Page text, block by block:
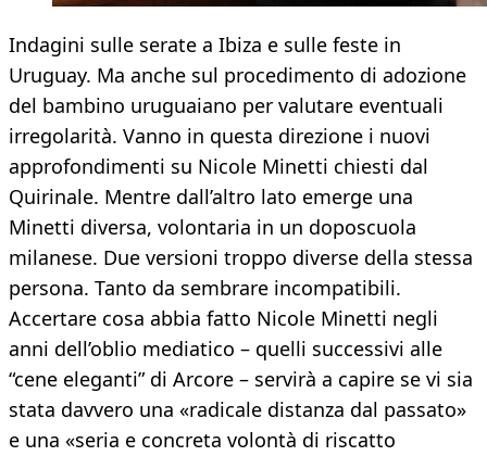
Indagini sulle serate a Ibiza e sulle feste in
Uruguay. Ma anche sul procedimento di adozione
del bambino uruguaiano per valutare eventuali
irregolarità. Vanno in questa direzione i nuovi
approfondimenti su Nicole Minetti chiesti dal
Quirinale. Mentre dall’altro lato emerge una
Minetti diversa, volontaria in un doposcuola
milanese. Due versioni troppo diverse della stessa
persona. Tanto da sembrare incompatibili.
Accertare cosa abbia fatto Nicole Minetti negli
anni dell’oblio mediatico – quelli successivi alle
“cene eleganti” di Arcore – servirà a capire se vi sia
stata davvero una «radicale distanza dal passato»
e una «seria e concreta volontà di riscatto